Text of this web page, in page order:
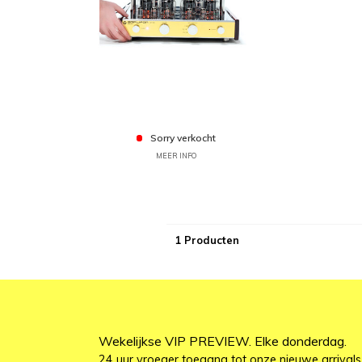
Sorry verkocht
MEER INFO
1 Producten
Wekelijkse VIP PREVIEW. Elke donderdag.